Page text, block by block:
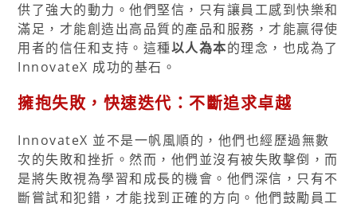
供了強大的動力。他們堅信，只有讓員工感到快樂和
滿足，才能創造出高品質的產品和服務，才能贏得使
用者的信任和支持。這種以人為本的理念，也成為了
InnovateX 成功的基石。
擁抱失敗，快速迭代：不斷追求卓越
InnovateX 並不是一帆風順的，他們也經歷過無數
次的失敗和挫折。然而，他們並沒有被失敗擊倒，而
是將失敗視為學習和成長的機會。他們深信，只有不
斷嘗試和犯錯，才能找到正確的方向。他們鼓勵員工